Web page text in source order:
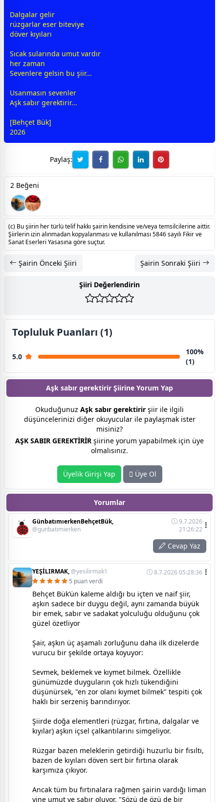
Dalgalar gelir
rüzgarlar eser biteviye
döver kıyıları
Sıcak sularında umut vardır
her zaman
Sevenlere gelsin bu şiir...
Usanmasın sevenler
Aşk sabır gerektirir...
[Behçet Bük]
2026
Paylaş:
2 Beğeni
(c) Bu şiirin her türlü telif hakkı şairin kendisine ve/veya temsilcilerine aittir.
Şiirlerin izin alınmadan kopyalanması ve kullanılması 5846 sayılı Fikir ve
Sanat Eserleri Yasasına göre suçtur.
Şairin Önceki Şiiri Şairin Sonraki Şiiri
Şiiri Değerlendirin
Topluluk Puanları (1)
5.0
100%
(1)
Aşk sabır gerektirir Şiirine Yorum Yap
Okuduğunuz Aşk sabır gerektirir şiir ile ilgili
düşüncelerinizi diğer okuyucular ile paylaşmak ister
misiniz?
AŞK SABIR GEREKTİRİR şiirine yorum yapabilmek için üye
olmalısınız.
Üyelik Girişi Yap Üye Ol
Yorumlar
GünbatımıerkenBehçetBük,
@gunbatimierken
9.7.2026
21:26:22
Cevap Yaz
YEŞİLIRMAK,@yesilirmak1
8.7.2026 05:28:36
5 puan verdi
Behçet Bük’ün kaleme aldığı bu içten ve naif şiir,
aşkın sadece bir duygu değil, aynı zamanda büyük
bir emek, sabır ve sadakat yolculuğu olduğunu çok
güzel özetliyor
Şair, aşkın üç aşamalı zorluğunu daha ilk dizelerde
vurucu bir şekilde ortaya koyuyor:
Sevmek, beklemek ve kıymet bilmek. Özellikle
günümüzde duyguların çok hızlı tükendiğini
düşünürsek, "en zor olanı kıymet bilmek" tespiti çok
haklı bir serzeniş barındırıyor.
​Şiirde doğa elementleri (rüzgar, fırtına, dalgalar ve
kıyılar) aşkın içsel çalkantılarını simgeliyor.
Rüzgar bazen meleklerin getirdiği huzurlu bir fısıltı,
bazen de kıyıları döven sert bir fırtına olarak
karşımıza çıkıyor.
Ancak tüm bu fırtınalara rağmen şairin vardığı liman
yine umut ve sabır oluyor. "Sözü de özü de bir